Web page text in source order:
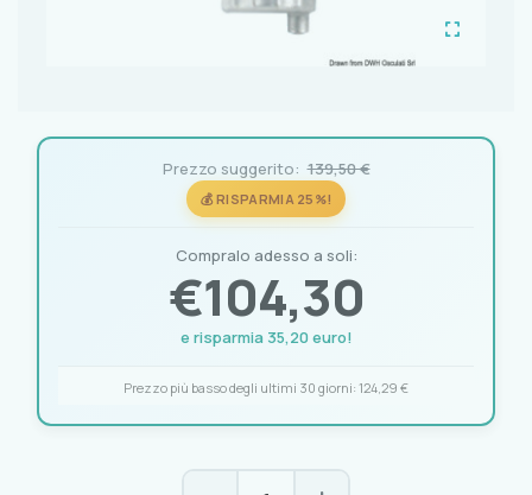
Prezzo suggerito: 139,50 €
💰 RISPARMIA 25%!
Compralo adesso a soli:
€104,30
e risparmia 35,20 euro!
Prezzo più basso degli ultimi 30 giorni: 124,29 €